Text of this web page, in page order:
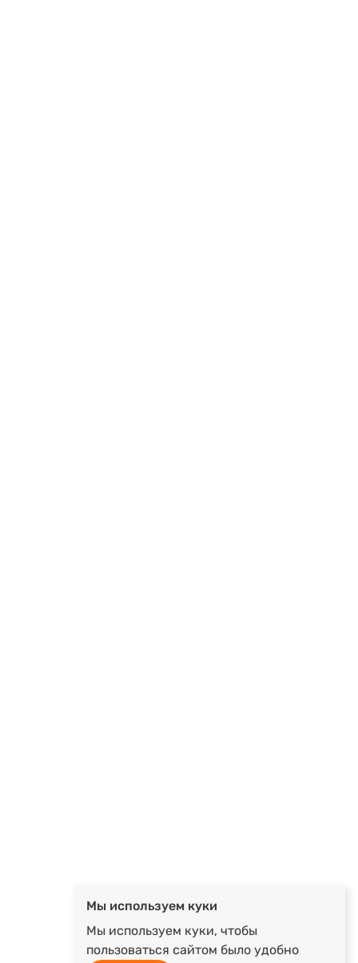
Мы используем куки
Мы используем куки, чтобы
пользоваться сайтом было удобно